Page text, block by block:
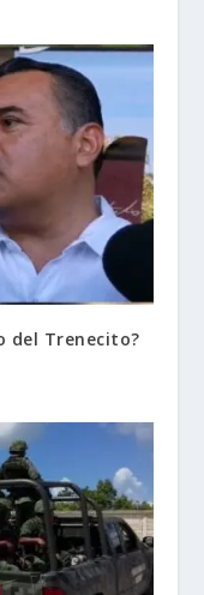
del Trenecito?